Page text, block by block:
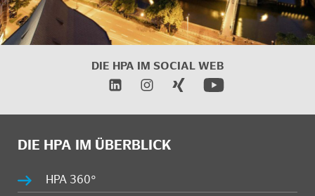
DIE HPA IM SOCIAL WEB
DIE HPA IM ÜBERBLICK
HPA 360°